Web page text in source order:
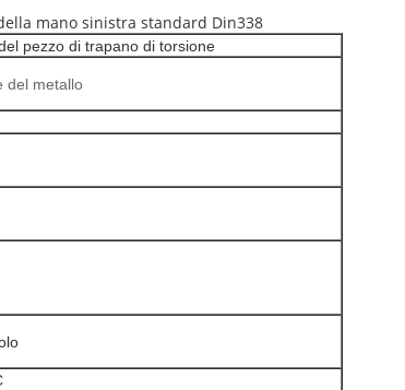
mano sinistra standard Din338
pezzo di trapano di torsione
del metallo